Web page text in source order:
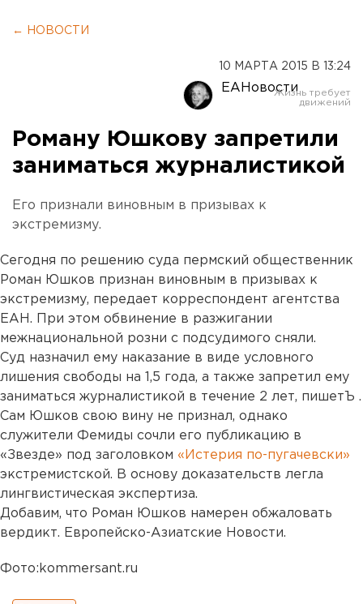
← НОВОСТИ
10 МАРТА 2015 В 13:24
ЕАНовости
Роману Юшкову запретили
заниматься журналистикой
Его признали виновным в призывах к
экстремизму.
Сегодня по решению суда пермский общественник
Роман Юшков признан виновным в призывах к
экстремизму, передает корреспондент агентства
ЕАН. При этом обвинение в разжигании
межнациональной розни с подсудимого сняли.
Суд назначил ему наказание в виде условного
лишения свободы на 1,5 года, а также запретил ему
заниматься журналистикой в течение 2 лет, пишетЪ .
Сам Юшков свою вину не признал, однако
служители Фемиды сочли его публикацию в
«Звезде» под заголовком «Истерия по-пугачевски»
экстремистской. В основу доказательств легла
лингвистическая экспертиза.
Добавим, что Роман Юшков намерен обжаловать
вердикт. Европейско-Азиатские Новости.
Фото:kommersant.ru